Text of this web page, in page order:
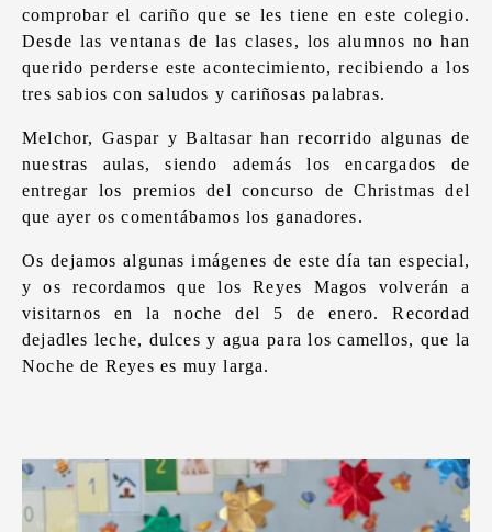
comprobar el cariño que se les tiene en este colegio.
Desde las ventanas de las clases, los alumnos no han
querido perderse este acontecimiento, recibiendo a los
tres sabios con saludos y cariñosas palabras.
Melchor, Gaspar y Baltasar han recorrido algunas de
nuestras aulas, siendo además los encargados de
entregar los premios del concurso de Christmas del
que ayer os comentábamos los ganadores.
Os dejamos algunas imágenes de este día tan especial,
y os recordamos que los Reyes Magos volverán a
visitarnos en la noche del 5 de enero. Recordad
dejadles leche, dulces y agua para los camellos, que la
Noche de Reyes es muy larga.